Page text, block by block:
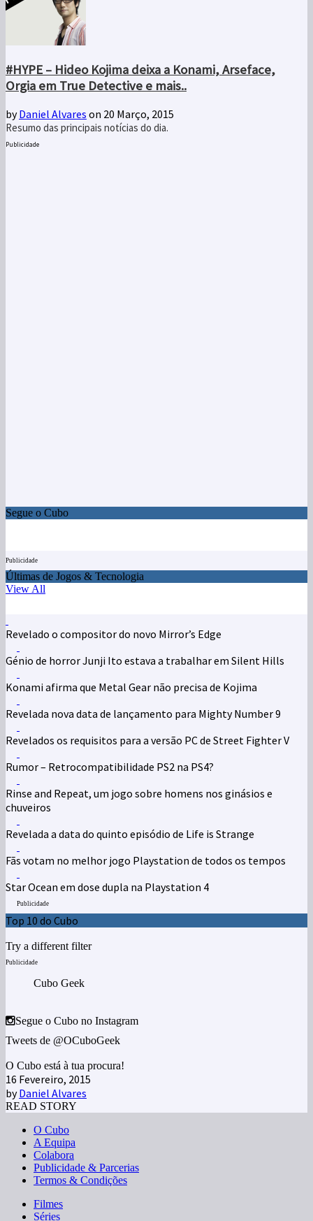
#HYPE – Hideo Kojima deixa a Konami, Arseface,
Orgia em True Detective e mais..
byDaniel Alvares on 20 Março, 2015
Resumo das principais notícias do dia.
Publicidade
Segue o Cubo
Publicidade
Últimas de Jogos & Tecnologia
View All
Revelado o compositor do novo Mirror’s Edge
Génio de horror Junji Ito estava a trabalhar em Silent Hills
Konami afirma que Metal Gear não precisa de Kojima
Revelada nova data de lançamento para Mighty Number 9
Revelados os requisitos para a versão PC de Street Fighter V
Rumor – Retrocompatibilidade PS2 na PS4?
Rinse and Repeat, um jogo sobre homens nos ginásios e
chuveiros
Revelada a data do quinto episódio de Life is Strange
Fãs votam no melhor jogo Playstation de todos os tempos
Star Ocean em dose dupla na Playstation 4
Publicidade
Top 10 do Cubo
Try a different filter
Publicidade
Cubo Geek
Segue o Cubo no Instagram
Tweets de @OCuboGeek
O Cubo está à tua procura!
16 Fevereiro, 2015
byDaniel Alvares
READ STORY
O Cubo
A Equipa
Colabora
Publicidade & Parcerias
Termos & Condições
Filmes
Séries